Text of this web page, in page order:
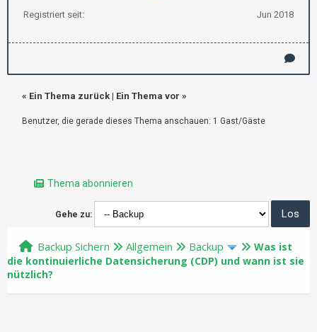
Registriert seit: Jun 2018
« Ein Thema zurück | Ein Thema vor »
Benutzer, die gerade dieses Thema anschauen: 1 Gast/Gäste
Thema abonnieren
Gehe zu:
Backup Sichern Allgemein Backup
Was ist
die kontinuierliche Datensicherung (CDP) und wann ist sie
nützlich?